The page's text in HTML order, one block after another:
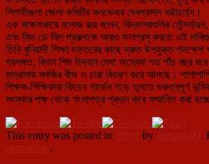
সিপাহীজলা জেলা কমিটির কনভেনার দেবপ্রসাদ ভট্টাচার্য্য।
এক সাক্ষাৎকারে মনোজ রায় বলেন, বিদ্যালয়গুলির
এবং মিড ডে মিল প্রকল্পকে আরও ফলপ্রসূ করতে এই
তিনি বুনিয়াদী শিক্ষা দফতরের কাছে দ্রুত উপযুক্ত
প্রসঙ্গত, বিধান শিশু উদ্যান মেধা অন্বেষা গত পাঁচ বছর ধরে
মাদ্রাসায় সবজির বীজ ও চারা বিতরণ করে আসছে।
শিক্ষক-শিক্ষিকারা কিচেন গার্ডেন গড়ে তুলতে গুরুত্বপূর্ণ
সংস্থার পক্ষ থেকে শংসাপত্র প্রদান করে সম্মানিত করা
This entry was posted in ত্রিপুরা by santanu99.
permalink.